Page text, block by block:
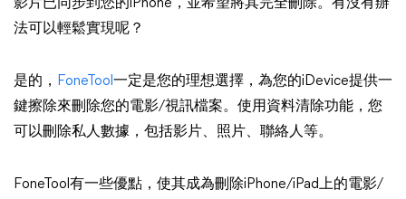
影片已同步到您的iPhone，並希望將其完全刪除。有沒有辦
法可以輕鬆實現呢？
是的， FoneTool 一定是您的理想選擇，為您的iDevice提供一
鍵擦除來刪除您的電影/視訊檔案。使用資料清除功能，您
可以刪除私人數據，包括影片、照片、聯絡人等。
FoneTool有一些優點，使其成為刪除iPhone/iPad上的電影/